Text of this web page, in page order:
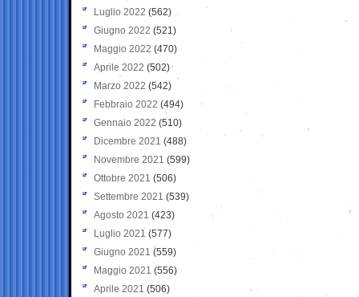
Luglio 2022 (562)
Giugno 2022 (521)
Maggio 2022 (470)
Aprile 2022 (502)
Marzo 2022 (542)
Febbraio 2022 (494)
Gennaio 2022 (510)
Dicembre 2021 (488)
Novembre 2021 (599)
Ottobre 2021 (506)
Settembre 2021 (539)
Agosto 2021 (423)
Luglio 2021 (577)
Giugno 2021(559)
Maggio 2021 (556)
Aprile 2021 (506)